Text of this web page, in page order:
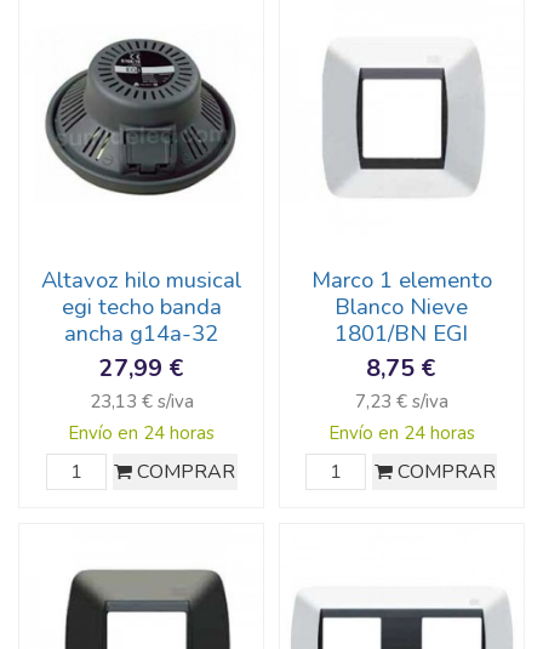
Altavoz hilo musical
egi techo banda
ancha g14a-32
27,99 €
23,13 € s/iva
Envío en 24 horas
COMPRAR
Marco 1 elemento
Blanco Nieve
1801/BN EGI
8,75 €
7,23 € s/iva
Envío en 24 horas
COMPRAR